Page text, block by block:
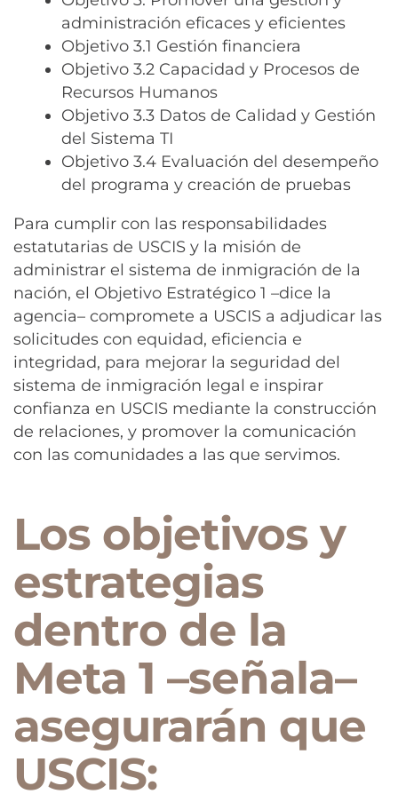
administración eficaces y eficientes
Objetivo 3.1 Gestión financiera
Objetivo 3.2 Capacidad y Procesos de
Recursos Humanos
Objetivo 3.3 Datos de Calidad y Gestión
del Sistema TI
Objetivo 3.4 Evaluación del desempeño
del programa y creación de pruebas
Para cumplir con las responsabilidades
estatutarias de USCIS y la misión de
administrar el sistema de inmigración de la
nación, el Objetivo Estratégico 1 –dice la
agencia– compromete a USCIS a adjudicar las
solicitudes con equidad, eficiencia e
integridad, para mejorar la seguridad del
sistema de inmigración legal e inspirar
confianza en USCIS mediante la construcción
de relaciones, y promover la comunicación
con las comunidades a las que servimos.
Los objetivos y
estrategias
dentro de la
Meta 1 –señala–
asegurarán que
USCIS: